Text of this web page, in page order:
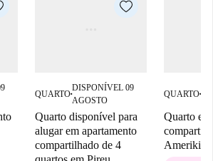
QUARTO■
DISPONÍVEL 09
AGOSTO
Quarto disponível para
alugar em apartamento
compartilhado de 4
QUARTO■
Quarto
Amerikis,